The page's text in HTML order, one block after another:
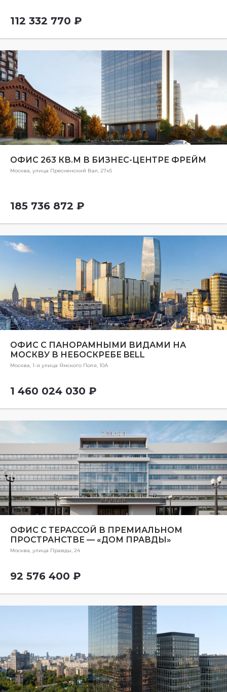
112 332 770 ₽
ОФИС 263 КВ.М В БИЗНЕС-ЦЕНТРЕ ФРЕЙМ
Москва, улица Пресненский Вал, 27к5
185 736 872 ₽
ОФИС С ПАНОРАМНЫМИ ВИДАМИ НА
МОСКВУ В НЕБОСКРЕБЕ BELL
Москва, 1-я улица Ямского Поля, 10А
1 460 024 030 ₽
ОФИС С ТЕРАССОЙ В ПРЕМИАЛЬНОМ
ПРОСТРАНСТВЕ — «ДОМ ПРАВДЫ»
Москва, улица Правды, 24
92 576 400 ₽